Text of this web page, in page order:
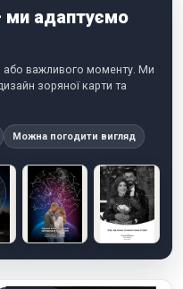
ми адаптуємо
або важливого моменту. Ми
зоряної карти та
Можна погодити вигляд